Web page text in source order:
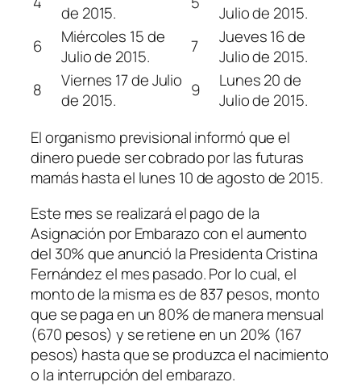
de 2015.
Julio de 2015.
6
Miércoles 15 de
Julio de 2015.
7
Jueves 16 de
Julio de 2015.
8
Viernes 17 de Julio
de 2015.
9
Lunes 20 de
Julio de 2015.
El organismo previsional informó que el
dinero puede ser cobrado por las futuras
mamás hasta el lunes 10 de agosto de 2015.
Este mes se realizará el pago de la
Asignación por Embarazo con el aumento
del 30% que anunció la Presidenta Cristina
Fernández el mes pasado. Por lo cual, el
monto de la misma es de 837 pesos, monto
que se paga en un 80% de manera mensual
(670 pesos) y se retiene en un 20% (167
pesos) hasta que se produzca el nacimiento
o la interrupción del embarazo.